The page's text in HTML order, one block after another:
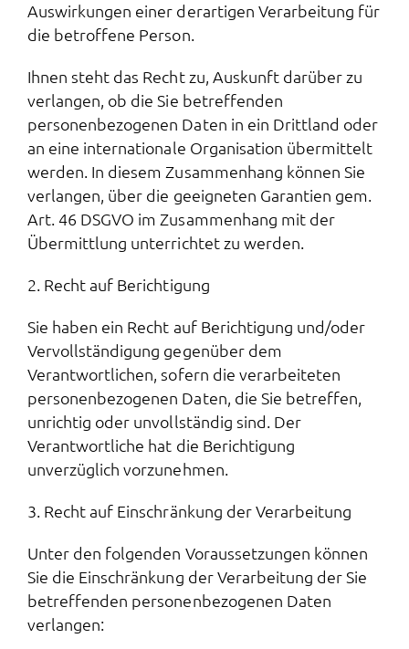
Auswirkungen einer derartigen Verarbeitung für
die betroffene Person.
Ihnen steht das Recht zu, Auskunft darüber zu
verlangen, ob die Sie betreffenden
personenbezogenen Daten in ein Drittland oder
an eine internationale Organisation übermittelt
werden. In diesem Zusammenhang können Sie
verlangen, über die geeigneten Garantien gem.
Art. 46 DSGVO im Zusammenhang mit der
Übermittlung unterrichtet zu werden.
2. Recht auf Berichtigung
Sie haben ein Recht auf Berichtigung und/oder
Vervollständigung gegenüber dem
Verantwortlichen, sofern die verarbeiteten
personenbezogenen Daten, die Sie betreffen,
unrichtig oder unvollständig sind. Der
Verantwortliche hat die Berichtigung
unverzüglich vorzunehmen.
3. Recht auf Einschränkung der Verarbeitung
Unter den folgenden Voraussetzungen können
Sie die Einschränkung der Verarbeitung der Sie
betreffenden personenbezogenen Daten
verlangen: